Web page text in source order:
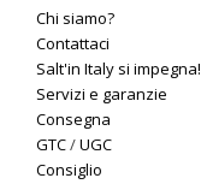
Chi siamo?
Contattaci
Salt'in Italy si impegna!
Servizi e garanzie
Consegna
GTC/UGC
Consiglio